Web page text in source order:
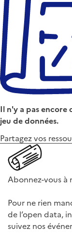
Il n'y a pas encore
jeu de données.
Partagez vos
Abonnez-vous
Pour ne rien
de l’open data,
suivez nos